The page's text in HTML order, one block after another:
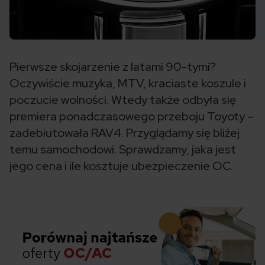
Pierwsze skojarzenie z latami 90-tymi?
Oczywiście muzyka, MTV, kraciaste koszule i
poczucie wolności. Wtedy także odbyła się
premiera ponadczasowego przeboju Toyoty –
zadebiutowała RAV4. Przyglądamy się bliżej
temu samochodowi. Sprawdzamy, jaka jest
jego cena i ile kosztuje ubezpieczenie OC.